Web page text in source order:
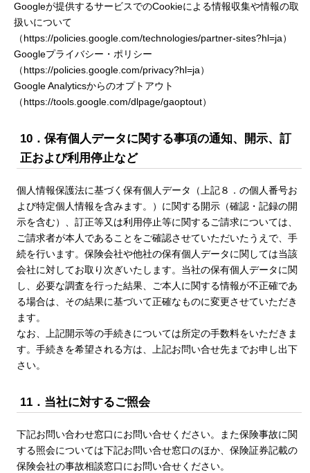
Googleが提供するサービスでのCookieによる情報収集や情報の取
扱いについて
（https://policies.google.com/technologies/partner-sites?hl=ja）
Googleプライバシー・ポリシー
（https://policies.google.com/privacy?hl=ja）
Google Analyticsからのオプトアウト
（https://tools.google.com/dlpage/gaoptout）
10．保有個人データに関する事項の通知、開示、訂
正および利用停止など
個人情報保護法に基づく保有個人データ（上記８．の個人番号お
よび特定個人情報を含みます。）に関する開示（確認・記録の開
示を含む）、訂正等又は利用停止等に関するご請求については、
ご請求者が本人であることをご確認させていただいたうえで、手
続を行います。保険会社や他社の保有個人データに関しては当該
会社に対してお取り次ぎいたします。当社の保有個人データに関
し、必要な調査を行った結果、ご本人に関する情報が不正確であ
る場合は、その結果に基づいて正確なものに変更させていただき
ます。
なお、上記開示等の手続きについては所定の手数料をいただきま
す。手続きを希望される方は、上記お問い合せ先までお申し出下
さい。
11．当社に対するご照会
下記お問い合わせ窓口にお問い合せください。また保険事故に関
する照会については下記お問い合せ窓口のほか、保険証券記載の
保険会社の事故相談窓口にお問い合せください。